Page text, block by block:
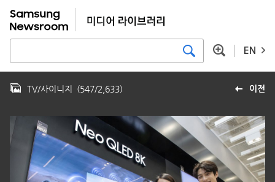
EN
이전
TV/사이니지 (547/2,633)